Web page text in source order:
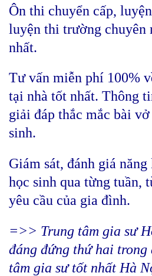
Ôn thi chuyển cấp,
luyện thi trường chuyên
nhất.
Tư vấn miễn phí 100%
tại nhà tốt nhất. Thông
giải đáp thắc mắc bài
sinh.
Giám sát, đánh giá
học sinh qua từng tuần,
yêu cầu của gia đình.
=>> Trung tâm gia sư
đáng đứng thứ hai trong
tâm gia sư tốt nhất Hà